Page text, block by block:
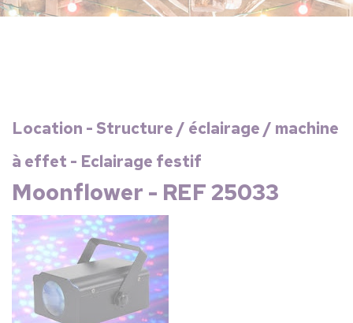
Location - Structure / éclairage / machine
à effet - Eclairage festif
Moonflower - REF 25033